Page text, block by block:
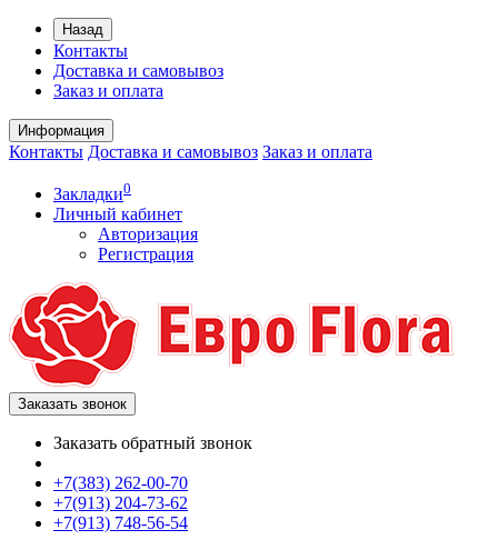
Назад
Контакты
Доставка и самовывоз
Заказ и оплата
Информация
Контакты Доставка и самовывоз Заказ и оплата
Закладки0
Личный кабинет
Авторизация
Регистрация
Заказать звонок
Заказать обратный звонок
+7(383) 262-00-70
+7(913) 204-73-62
+7(913) 748-56-54